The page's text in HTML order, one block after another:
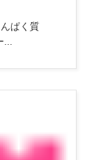
ぱく質
...